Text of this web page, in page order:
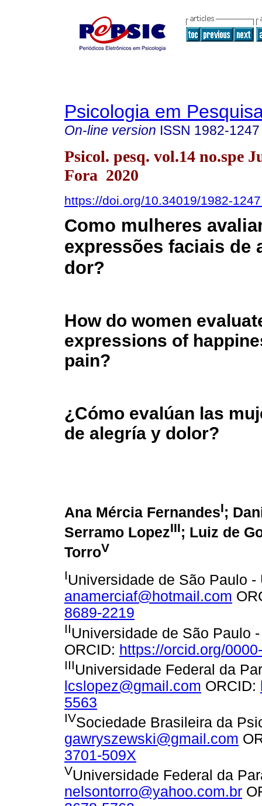
Psicologia em
On-line version ISSN 1982-1247
Psicol. pesq. vol.14 no.spe
Fora 2020
https://doi.org/10.34019/1982-
Como mulheres
expressões faciais de
dor?
How do women
expressions of
pain?
¿Cómo evalúan las
de alegría y dolor?
Ana Mércia FernandesI;
Serramo LopezIII; Luiz de
TorroV
IUniversidade de São Paulo -
anamerciaf@hotmail.com
8689-2219
IIUniversidade de São Paulo
ORCID: https://orcid.org/
IIIUniversidade Federal da
lcslopez@gmail.com ORCID:
5563
IVSociedade Brasileira da
gawryszewski@gmail.com
3701-509X
VUniversidade Federal da
nelsontorro@yahoo.com.br